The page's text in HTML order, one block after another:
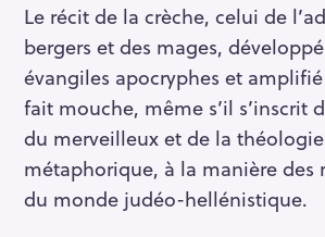
Le récit de la crèche, celui de
bergers et des mages,
évangiles apocryphes et
fait mouche, même s’il s’inscrit
du merveilleux et de la théologie
métaphorique, à la manière des
du monde judéo-hellénistique.